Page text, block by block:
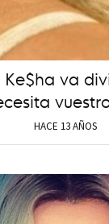
va
HACE 13 AÑOS